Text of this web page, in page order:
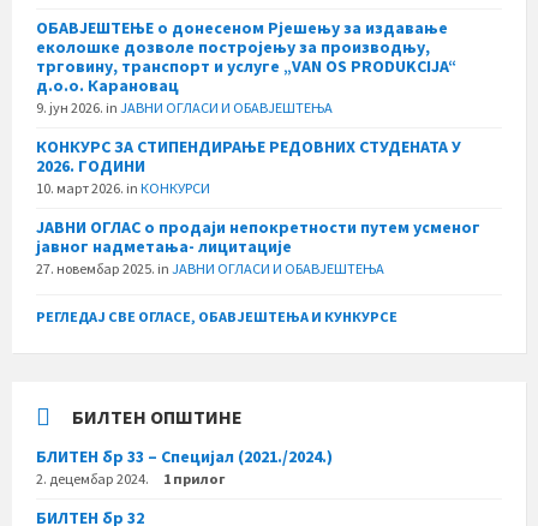
ОБАВЈЕШТЕЊЕ о донесеном Рјешењу за издавање
еколошке дозволе постројењу за производњу,
трговину, транспорт и услуге „VAN OS PRODUKCIJA“
д.о.о. Карановац
9. јун 2026. in ЈАВНИ ОГЛАСИ И ОБАВЈЕШТЕЊА
КОНКУРС ЗА СТИПЕНДИРАЊЕ РЕДОВНИХ СТУДЕНАТА У
2026. ГОДИНИ
10. март 2026. in КОНКУРСИ
ЈАВНИ ОГЛАС о продаји непокретности путем усменог
јавног надметања- лицитације
27. новембар 2025. in ЈАВНИ ОГЛАСИ И ОБАВЈЕШТЕЊА
РЕГЛЕДАЈ СВЕ ОГЛАСЕ, ОБАВЈЕШТЕЊА И КУНКУРСЕ
БИЛТЕН ОПШТИНЕ
БЛИТЕН бр 33 – Специјал (2021./2024.)
2. децембар 2024. 1 прилог
БИЛТЕН бр 32